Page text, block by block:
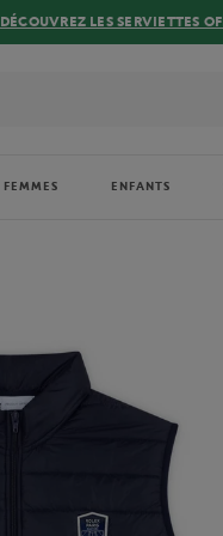
DÉCOUVREZ LES SERVIETTES
FEMMES ENFANTS